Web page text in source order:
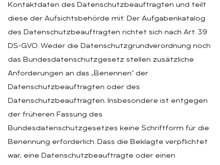
Kontaktdaten des Datenschutzbeauftragten und teilt
diese der Aufsichtsbehörde mit. Der Aufgabenkatalog
des Datenschutzbeauftragten richtet sich nach Art. 39
DS-GVO. Weder die Datenschutzgrundverordnung noch
das Bundesdatenschutzgesetz stellen zusätzliche
Anforderungen an das „Benennen“ der
Datenschutzbeauftragten oder des
Datenschutzbeauftragten. Insbesondere ist entgegen
der früheren Fassung des
Bundesdatenschutzgesetzes keine Schriftform für die
Benennung erforderlich. Dass die Beklagte verpflichtet
war, eine Datenschutzbeauftragte oder einen